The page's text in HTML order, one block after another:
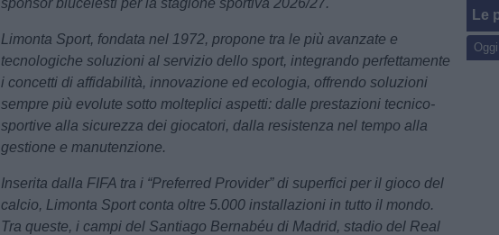
sponsor blucelesti per la stagione sportiva 2026/27.
Limonta Sport, fondata nel 1972, propone tra le più avanzate e
tecnologiche soluzioni al servizio dello sport, integrando perfettamente
i concetti di affidabilità, innovazione ed ecologia, offrendo soluzioni
sempre più evolute sotto molteplici aspetti: dalle prestazioni tecnico-
sportive alla sicurezza dei giocatori, dalla resistenza nel tempo alla
gestione e manutenzione.
Inserita dalla FIFA tra i “Preferred Provider” di superfici per il gioco del
calcio, Limonta Sport conta oltre 5.000 installazioni in tutto il mondo.
Tra queste, i campi del Santiago Bernabéu di Madrid, stadio del Real
Le
Oggi